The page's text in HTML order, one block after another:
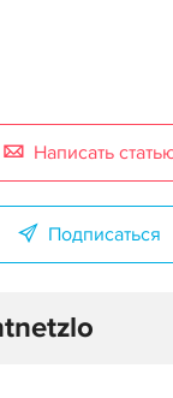
Написать
Подписаться